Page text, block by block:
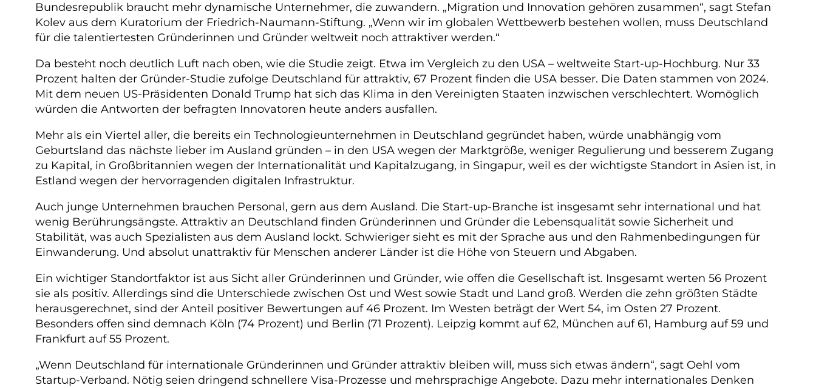
Bundesrepublik braucht mehr dynamische Unternehmer, die zuwandern. „Migration und Innovation gehören zusammen“, sagt Stefan
Kolev aus dem Kuratorium der Friedrich-Naumann-Stiftung. „Wenn wir im globalen Wettbewerb bestehen wollen, muss Deutschland
für die talentiertesten Gründerinnen und Gründer weltweit noch attraktiver werden.“
Da besteht noch deutlich Luft nach oben, wie die Studie zeigt. Etwa im Vergleich zu den USA – weltweite Start-up-Hochburg. Nur 33
Prozent halten der Gründer-Studie zufolge Deutschland für attraktiv, 67 Prozent finden die USA besser. Die Daten stammen von 2024.
Mit dem neuen US-Präsidenten Donald Trump hat sich das Klima in den Vereinigten Staaten inzwischen verschlechtert. Womöglich
würden die Antworten der befragten Innovatoren heute anders ausfallen.
Mehr als ein Viertel aller, die bereits ein Technologieunternehmen in Deutschland gegründet haben, würde unabhängig vom
Geburtsland das nächste lieber im Ausland gründen – in den USA wegen der Marktgröße, weniger Regulierung und besserem Zugang
zu Kapital, in Großbritannien wegen der Internationalität und Kapitalzugang, in Singapur, weil es der wichtigste Standort in Asien ist, in
Estland wegen der hervorragenden digitalen Infrastruktur.
Auch junge Unternehmen brauchen Personal, gern aus dem Ausland. Die Start-up-Branche ist insgesamt sehr international und hat
wenig Berührungsängste. Attraktiv an Deutschland finden Gründerinnen und Gründer die Lebensqualität sowie Sicherheit und
Stabilität, was auch Spezialisten aus dem Ausland lockt. Schwieriger sieht es mit der Sprache aus und den Rahmenbedingungen für
Einwanderung. Und absolut unattraktiv für Menschen anderer Länder ist die Höhe von Steuern und Abgaben.
Ein wichtiger Standortfaktor ist aus Sicht aller Gründerinnen und Gründer, wie offen die Gesellschaft ist. Insgesamt werten 56 Prozent
sie als positiv. Allerdings sind die Unterschiede zwischen Ost und West sowie Stadt und Land groß. Werden die zehn größten Städte
herausgerechnet, sind der Anteil positiver Bewertungen auf 46 Prozent. Im Westen beträgt der Wert 54, im Osten 27 Prozent.
Besonders offen sind demnach Köln (74 Prozent) und Berlin (71 Prozent). Leipzig kommt auf 62, München auf 61, Hamburg auf 59 und
Frankfurt auf 55 Prozent.
„Wenn Deutschland für internationale Gründerinnen und Gründer attraktiv bleiben will, muss sich etwas ändern“, sagt Oehl vom
Startup-Verband. Nötig seien dringend schnellere Visa-Prozesse und mehrsprachige Angebote. Dazu mehr internationales Denken